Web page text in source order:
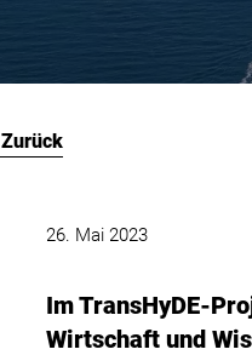
Zurück
26. Mai 2023
Im TransHyDE-
Wirtschaft und